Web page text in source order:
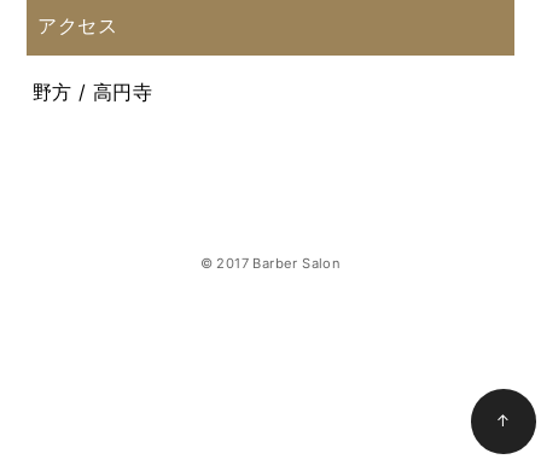
アクセス
野方 / 高円寺
© 2017 Barber Salon
↑